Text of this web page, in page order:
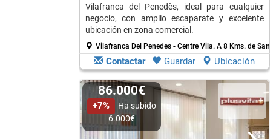
Vilafranca del Penedès, ideal para cualquier
negocio, con amplio escaparate y excelente
ubicación en zona comercial.
Vilafranca Del Penedes - Centre Vila. A 8 Kms. de Sant
Contactar Guardar Ubicación
86.000€
+7%
Ha subido
6.000€